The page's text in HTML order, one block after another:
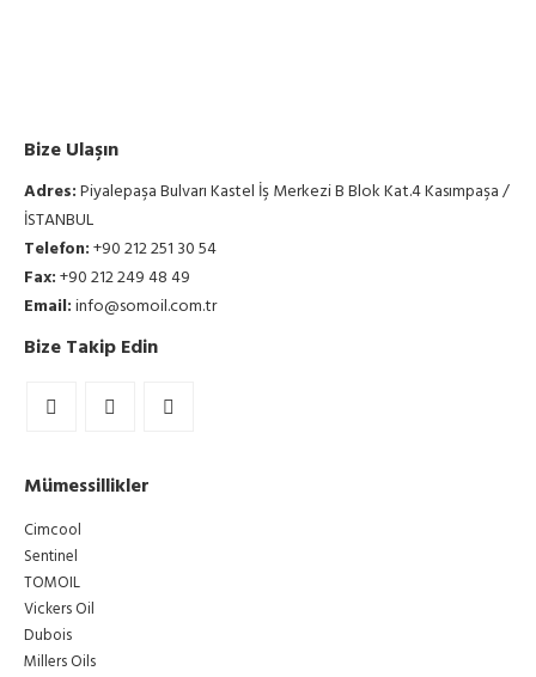
Bize Ulaşın
Adres:Piyalepaşa Bulvarı Kastel İş Merkezi B Blok Kat.4 Kasımpaşa /
İSTANBUL
Telefon:+90 212 251 30 54
Fax:+90 212 249 48 49
Email:info@somoil.com.tr
Bize Takip Edin
Mümessillikler
Cimcool
Sentinel
TOMOIL
Vickers Oil
Dubois
Millers Oils